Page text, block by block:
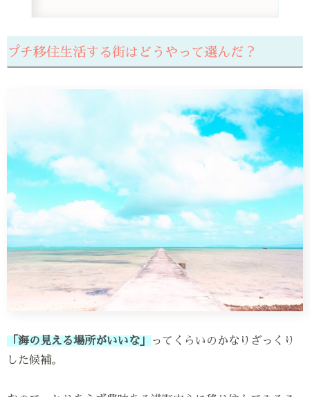
プチ移住生活する街はどうやって選んだ？
「海の見える場所がいいな」
ってくらいのかなりざっくり
した候補。